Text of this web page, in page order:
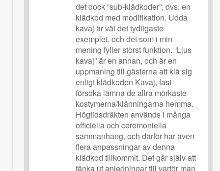
det dock “sub-klädkoder”, dvs. en
klädkod med modifikation. Udda
kavaj är väl det tydligaste
exemplet, och det som i min
mening fyller störst funktion. “Ljus
kavaj” är en annan, och är en
uppmaning till gästerna att klä sig
enligt klädkoden Kavaj, fast
försöka lämna de allra mörkaste
kostymerna/klänningarna hemma.
Högtidsdräkten används i många
officiella och ceremoniella
sammanhang, och därför har även
flera anpassningar av denna
klädkod tillkommit. Det går själv att
tänka ut anledningar till varför man